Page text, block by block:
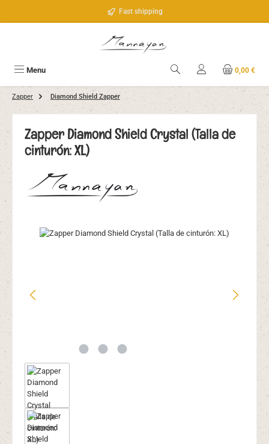
Fast shipping
Menu 0,00 €
Zapper Diamond Shield Zapper
Zapper Diamond Shield Crystal (Talla de
cinturón: XL)
Omitir galería de imágenes